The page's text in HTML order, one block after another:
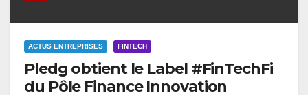
ACTUS ENTREPRISES FINTECH
Pledg obtient le Label #FinTechFi
du Pôle Finance Innovation